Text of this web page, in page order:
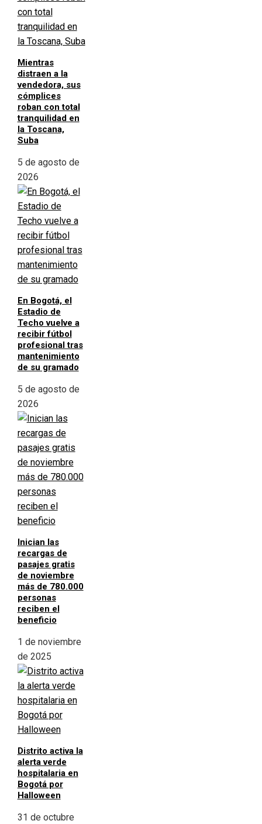
Mientras
distraen a la
vendedora, sus
cómplices
roban con total
tranquilidad en
la Toscana,
Suba
5 de agosto de
2026
En Bogotá, el
Estadio de
Techo vuelve a
recibir fútbol
profesional tras
mantenimiento
de su gramado
5 de agosto de
2026
Inician las
recargas de
pasajes gratis
de noviembre
más de 780.000
personas
reciben el
beneficio
1 de noviembre
de 2025
Distrito activa la
alerta verde
hospitalaria en
Bogotá por
Halloween
31 de octubre